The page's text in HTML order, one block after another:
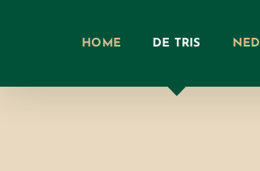
HOME DE TRIS